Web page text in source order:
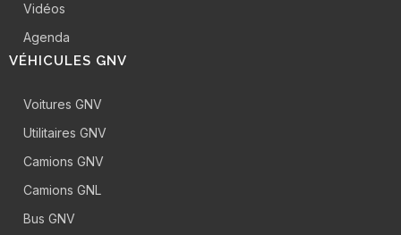
Vidéos
Agenda
VÉHICULES GNV
Voitures GNV
Utilitaires GNV
Camions GNV
Camions GNL
Bus GNV